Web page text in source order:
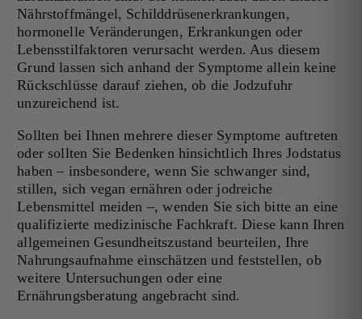
Nährstoffmängel, Schilddrüsenerkrankungen,
hormonelle Veränderungen, Erkrankungen oder
Lebensstilfaktoren verursacht werden. Aus diesem
Grund lassen sich anhand der Symptome allein keine
Rückschlüsse darauf ziehen, ob die Jodzufuhr
unzureichend ist.
Sollten bei Ihnen mehrere dieser Symptome auftreten
oder sollten Sie Bedenken hinsichtlich Ihres Jodstatus
haben – insbesondere, wenn Sie schwanger sind,
stillen, sich vegan ernähren oder jodreiche
Lebensmittel meiden –, wenden Sie sich bitte an eine
qualifizierte medizinische Fachkraft. Diese kann Ihren
allgemeinen Gesundheitszustand beurteilen, Ihre
Nahrungsaufnahme einschätzen und feststellen, ob
weitere Untersuchungen oder eine
Ernährungsberatung angebracht sind.